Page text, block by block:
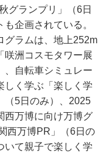
グランプリ」（6日
企画されている。
ラムは、地上252m
咲洲コスモタワー展
、自転車シミュレー
しく学ぶ「楽しく学
（5日のみ）、2025
西万博に向け万博グ
西万博PR」（6日の
いて親子で楽しく学